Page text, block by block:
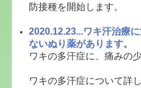
防接種を開始します。
2020.12.23...ワキ汗治療
ないぬり薬があります。
ワキの多汗症に、痛みの
ワキの多汗症について詳